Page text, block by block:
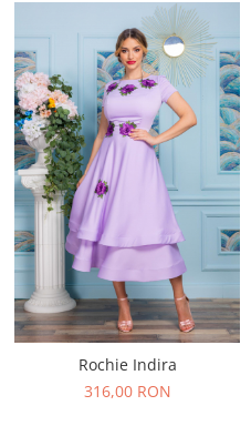
Rochie Indira
316,00 RON